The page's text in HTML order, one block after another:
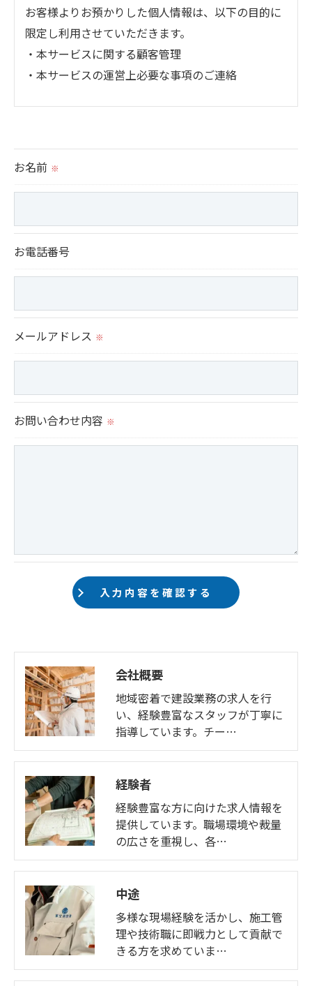
お客様よりお預かりした個人情報は、以下の目的に
限定し利用させていただきます。
・本サービスに関する顧客管理
・本サービスの運営上必要な事項のご連絡
られた場合を除き、
当社では、利用目的の達成に必要な範囲において、
＜個人情報を与えなかった場合に生じる結果＞
＜個人情報の開示･訂正・削除･利用停止の手続につ
当社では、お客様の個人情報の開示･訂正･削除・利
個人情報の開示･訂正･削除・利用停止の具体的手続
きにつきましては、お電話でお問合せ下さい。
お名前 ※
お電話番号
メールアドレス ※
お問い合わせ内容 ※
会社概要
地域密着で建設業務の求人を行
い、経験豊富なスタッフが丁寧に
指導しています。チー…
経験者
経験豊富な方に向けた求人情報を
提供しています。職場環境や裁量
の広さを重視し、各…
中途
多様な現場経験を活かし、施工管
理や技術職に即戦力として貢献で
きる方を求めていま…